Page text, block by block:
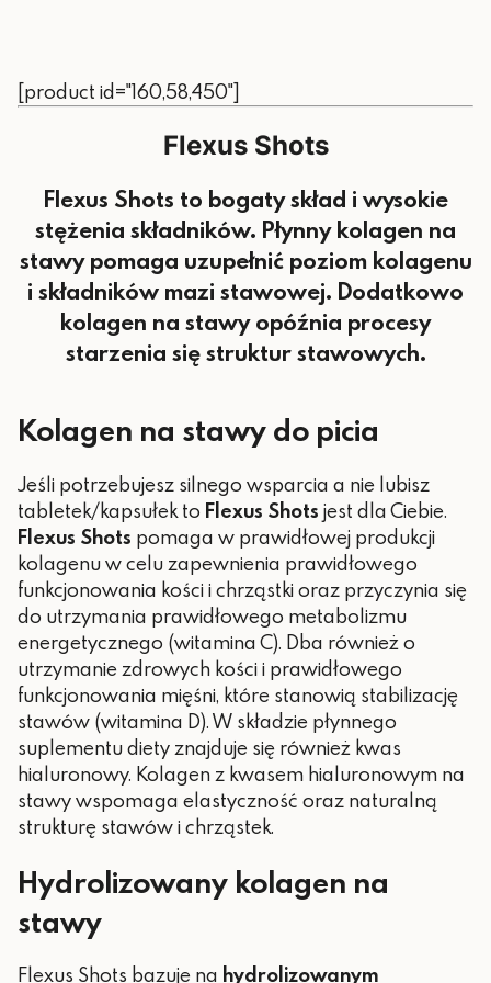
[product id="160,58,450"]
Flexus Shots
Flexus Shots to bogaty skład i wysokie
stężenia składników. Płynny kolagen na
stawy pomaga uzupełnić poziom kolagenu
i składników mazi stawowej. Dodatkowo
kolagen na stawy opóźnia procesy
starzenia się struktur stawowych.
Kolagen na stawy do picia
Jeśli potrzebujesz silnego wsparcia a nie lubisz
tabletek/kapsułek to Flexus Shots jest dla Ciebie.
Flexus Shots pomaga w prawidłowej produkcji
kolagenu w celu zapewnienia prawidłowego
funkcjonowania kości i chrząstki oraz przyczynia się
do utrzymania prawidłowego metabolizmu
energetycznego (witamina C). Dba również o
utrzymanie zdrowych kości i prawidłowego
funkcjonowania mięśni, które stanowią stabilizację
stawów (witamina D). W składzie płynnego
suplementu diety znajduje się również kwas
hialuronowy. Kolagen z kwasem hialuronowym na
stawy wspomaga elastyczność oraz naturalną
strukturę stawów i chrząstek.
Hydrolizowany kolagen na
stawy
Flexus Shots bazuje na hydrolizowanym